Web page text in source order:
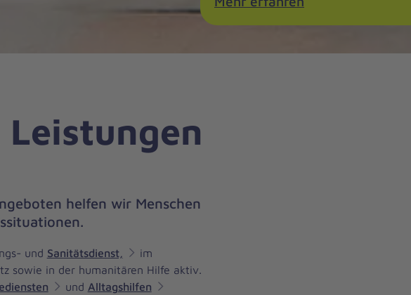
Leistungen
helfen wir Menschen
und Sanitätsdienst,
im
sowie in der humanitären Hilfe aktiv.
und Alltagshilfen